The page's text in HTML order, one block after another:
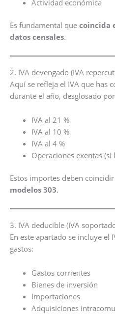
Actividad económica
Es fundamental que coincida
datos censales.
2. IVA devengado (IVA
Aquí se refleja el IVA que has
durante el año, desglosado
IVA al 21 %
IVA al 10 %
IVA al 4 %
Operaciones exentas (si
Estos importes deben
modelos 303.
3. IVA deducible (IVA
En este apartado se incluye el
gastos:
Gastos corrientes
Bienes de inversión
Importaciones
Adquisiciones